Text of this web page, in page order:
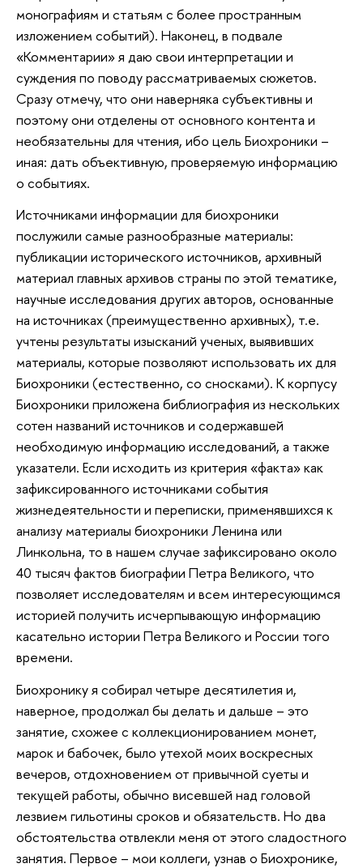
монографиям и статьям с более пространным
изложением событий). Наконец, в подвале
«Комментарии» я даю свои интерпретации и
суждения по поводу рассматриваемых сюжетов.
Сразу отмечу, что они наверняка субъективны и
поэтому они отделены от основного контента и
необязательны для чтения, ибо цель Биохроники –
иная: дать объективную, проверяемую информацию
о событиях.
Источниками информации для биохроники
послужили самые разнообразные материалы:
публикации исторического источников, архивный
материал главных архивов страны по этой тематике,
научные исследования других авторов, основанные
на источниках (преимущественно архивных), т.е.
учтены результаты изысканий ученых, выявивших
материалы, которые позволяют использовать их для
Биохроники (естественно, со сносками). К корпусу
Биохроники приложена библиография из нескольких
сотен названий источников и содержавшей
необходимую информацию исследований, а также
указатели. Если исходить из критерия «факта» как
зафиксированного источниками события
жизнедеятельности и переписки, применявшихся к
анализу материалы биохроники Ленина или
Линкольна, то в нашем случае зафиксировано около
40 тысяч фактов биографии Петра Великого, что
позволяет исследователям и всем интересующимся
историей получить исчерпывающую информацию
касательно истории Петра Великого и России того
времени.
Биохронику я собирал четыре десятилетия и,
наверное, продолжал бы делать и дальше – это
занятие, схожее с коллекционированием монет,
марок и бабочек, было утехой моих воскресных
вечеров, отдохновением от привычной суеты и
текущей работы, обычно висевшей над головой
лезвием гильотины сроков и обязательств. Но два
обстоятельства отвлекли меня от этого сладостного
занятия. Первое – мои коллеги, узнав о Биохронике,